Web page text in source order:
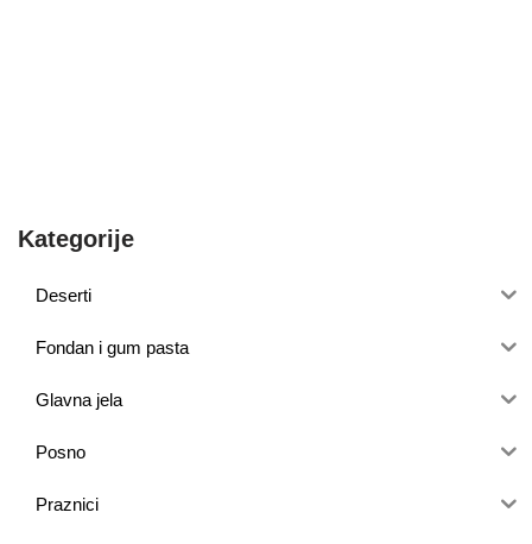
Kategorije
Deserti
Fondan i gum pasta
Glavna jela
Posno
Praznici